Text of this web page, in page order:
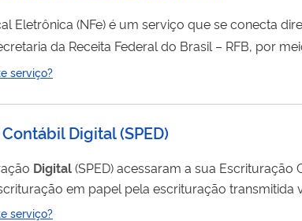
se conecta diretamente nas bases
da Receita Federal do Brasil – RFB, por
Fiscal Eletrônica ( NFe) para que a API retorne as...
serviço?
Digital(SPED)
Digital(SPED) acessaram a sua Escrituração
em papel pela escrituração transmitida
, os livros Diário, Razão, Balancetes Diários,
serviço?